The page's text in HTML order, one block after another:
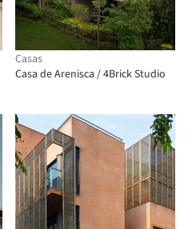
Casas
Casa de Arenisca / 4Brick Studio